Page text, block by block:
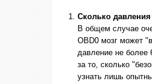
Сколько
В общем случае
OBD0 мозг может
давление не более
за то, сколько
узнать лишь